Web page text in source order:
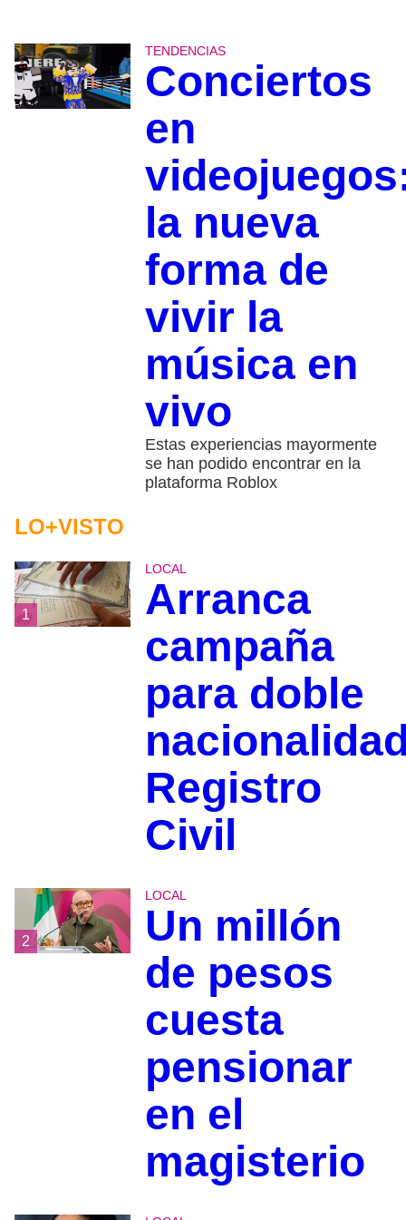
TENDENCIAS
Conciertos
en
la nueva
forma de
vivir la
música en
vivo
Estas experiencias mayormente
se han podido encontrar en la
plataforma Roblox
LO+VISTO
1
LOCAL
Arranca
campaña
para doble
Registro
Civil
2
LOCAL
Un millón
de pesos
cuesta
pensionar
en el
magisterio